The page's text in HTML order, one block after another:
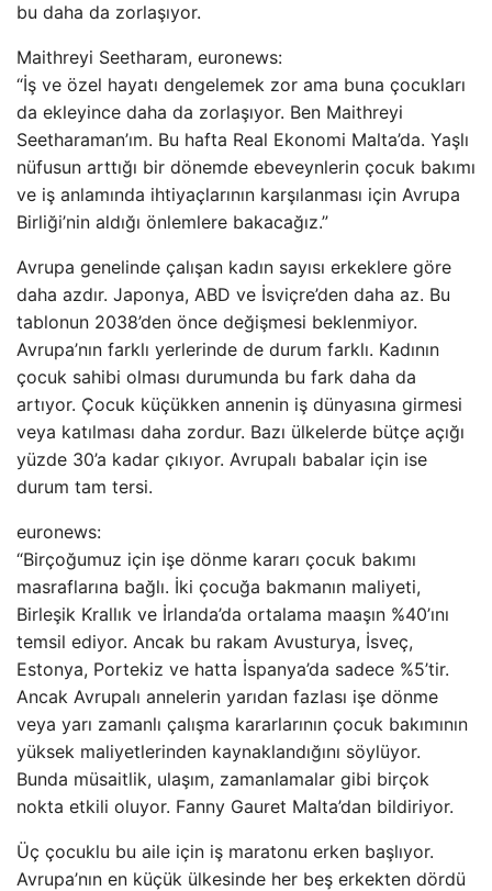
bu daha da zorlaşıyor.
Maithreyi Seetharam, euronews:
“İş ve özel hayatı dengelemek zor ama buna çocukları
da ekleyince daha da zorlaşıyor. Ben Maithreyi
Seetharaman’ım. Bu hafta Real Ekonomi Malta’da. Yaşlı
nüfusun arttığı bir dönemde ebeveynlerin çocuk bakımı
ve iş anlamında ihtiyaçlarının karşılanması için Avrupa
Birliği’nin aldığı önlemlere bakacağız.”
Avrupa genelinde çalışan kadın sayısı erkeklere göre
daha azdır. Japonya, ABD ve İsviçre’den daha az. Bu
tablonun 2038’den önce değişmesi beklenmiyor.
Avrupa’nın farklı yerlerinde de durum farklı. Kadının
çocuk sahibi olması durumunda bu fark daha da
artıyor. Çocuk küçükken annenin iş dünyasına girmesi
veya katılması daha zordur. Bazı ülkelerde bütçe açığı
yüzde 30’a kadar çıkıyor. Avrupalı ​​babalar için ise
durum tam tersi.
euronews:
“Birçoğumuz için işe dönme kararı çocuk bakımı
masraflarına bağlı. İki çocuğa bakmanın maliyeti,
Birleşik Krallık ve İrlanda’da ortalama maaşın %40’ını
temsil ediyor. Ancak bu rakam Avusturya, İsveç,
Estonya, Portekiz ve hatta İspanya’da sadece %5’tir.
Ancak Avrupalı ​​annelerin yarıdan fazlası işe dönme
veya yarı zamanlı çalışma kararlarının çocuk bakımının
yüksek maliyetlerinden kaynaklandığını söylüyor.
Bunda müsaitlik, ulaşım, zamanlamalar gibi birçok
nokta etkili oluyor. Fanny Gauret Malta’dan bildiriyor.
Üç çocuklu bu aile için iş maratonu erken başlıyor.
Avrupa’nın en küçük ülkesinde her beş erkekten dördü